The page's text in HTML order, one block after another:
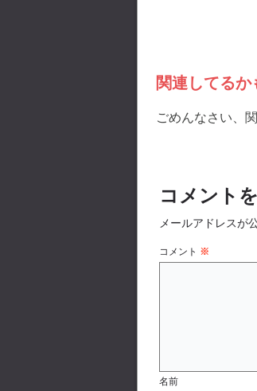
関連してるか
ごめんなさい、
コメント
メールアドレスが
コメント ※
名前